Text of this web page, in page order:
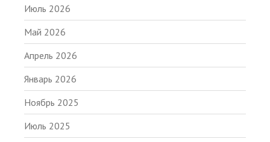
Июль 2026
Май 2026
Апрель 2026
Январь 2026
Ноябрь 2025
Июль 2025